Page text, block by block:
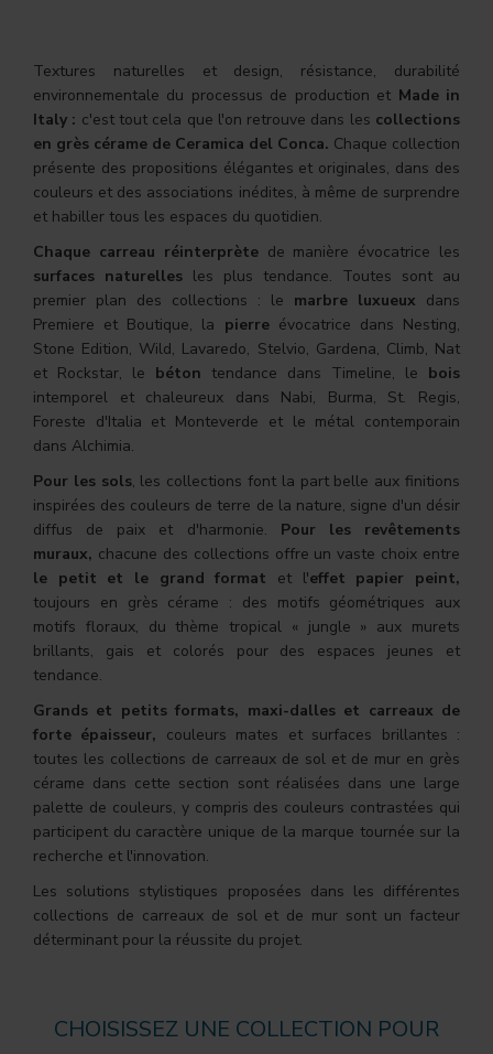
Textures naturelles et design, résistance, durabilité
environnementale du processus de production et Made in
Italy : c'est tout cela que l'on retrouve dans les collections
en grès cérame de Ceramica del Conca. Chaque collection
présente des propositions élégantes et originales, dans des
couleurs et des associations inédites, à même de surprendre
et habiller tous les espaces du quotidien.
Chaque carreau réinterprètede manière évocatrice les
surfaces naturelles les plus tendance. Toutes sont au
premier plan des collections : le marbre luxueux dans
Premiere et Boutique, la pierreévocatrice dans Nesting,
Stone Edition, Wild, Lavaredo, Stelvio, Gardena, Climb, Nat
et Rockstar, le béton tendance dans Timeline, le bois
intemporel et chaleureux dans Nabi, Burma, St. Regis,
Foreste d'Italia et Monteverde et le métal contemporain
dans Alchimia.
Pour les sols, les collections font la part belle aux finitions
inspirées des couleurs de terre de la nature, signe d'un désir
diffus de paix et d'harmonie. Pour les revêtements
muraux, chacune des collections offre un vaste choix entre
le petit et le grand format et l'effet papier peint,
toujours en grès cérame : des motifs géométriques aux
motifs floraux, du thème tropical « jungle » aux murets
brillants, gais et colorés pour des espaces jeunes et
tendance.
Grands et petits formats, maxi-dalles et carreaux de
forte épaisseur, couleurs mates et surfaces brillantes :
toutes les collections de carreaux de sol et de mur en grès
cérame dans cette section sont réalisées dans une large
palette de couleurs, y compris des couleurs contrastées qui
participent du caractère unique de la marque tournée sur la
recherche et l'innovation.
Les solutions stylistiques proposées dans les différentes
collections de carreaux de sol et de mur sont un facteur
déterminant pour la réussite du projet.
CHOISISSEZ UNE COLLECTION POUR